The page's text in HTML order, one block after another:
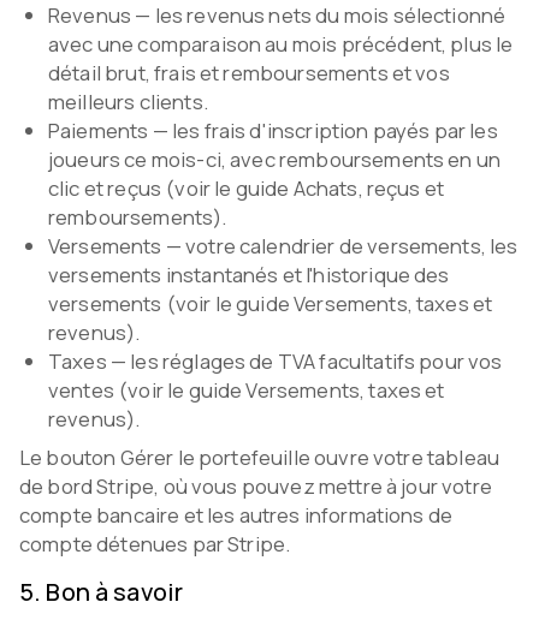
Revenus — les revenus nets du mois sélectionné
avec une comparaison au mois précédent, plus le
détail brut, frais et remboursements et vos
meilleurs clients.
Paiements — les frais d'inscription payés par les
joueurs ce mois-ci, avec remboursements en un
clic et reçus (voir le guide Achats, reçus et
remboursements).
Versements — votre calendrier de versements, les
versements instantanés et l'historique des
versements (voir le guide Versements, taxes et
revenus).
Taxes — les réglages de TVA facultatifs pour vos
ventes (voir le guide Versements, taxes et
revenus).
Le bouton Gérer le portefeuille ouvre votre tableau
de bord Stripe, où vous pouvez mettre à jour votre
compte bancaire et les autres informations de
compte détenues par Stripe.
5. Bon à savoir